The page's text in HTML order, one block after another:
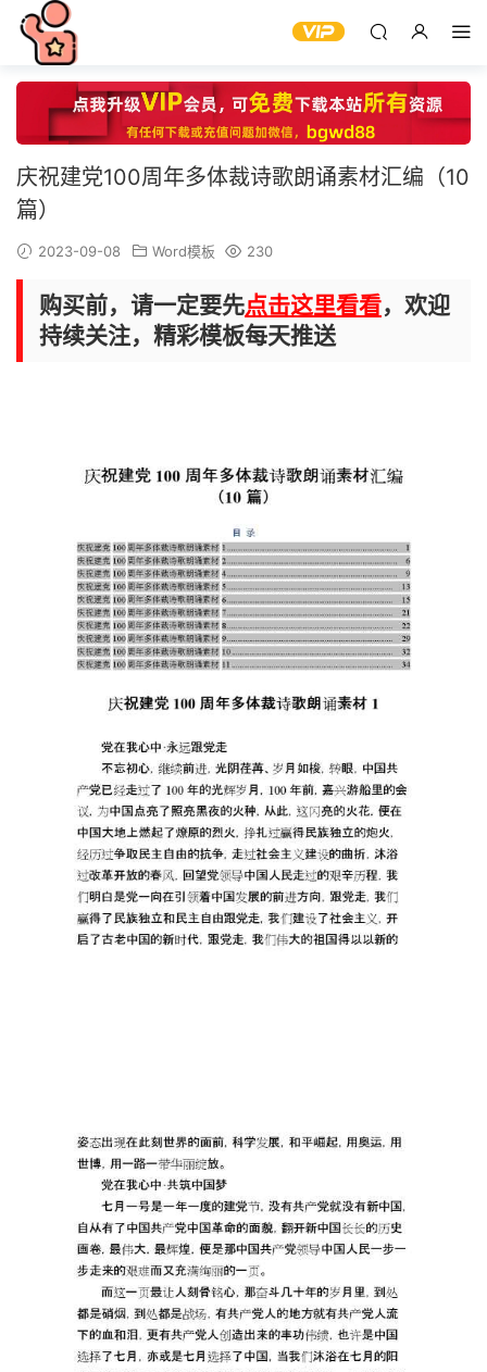
庆祝建党100周年多体裁诗歌朗诵素材汇编（10
篇）
2023-09-08 Word模板 230
购买前，请一定要先点击这里看看，欢迎
持续关注，精彩模板每天推送